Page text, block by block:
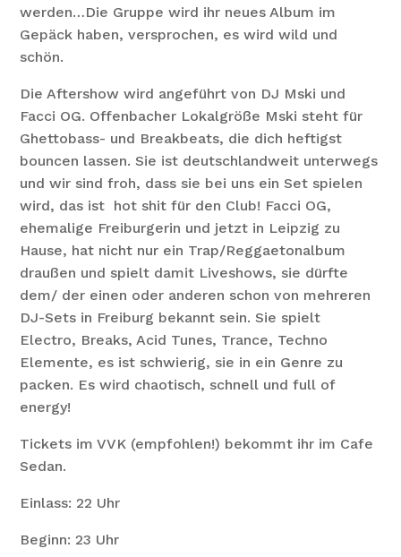
werden…Die Gruppe wird ihr neues Album im
Gepäck haben, versprochen, es wird wild und
schön.
Die Aftershow wird angeführt von DJ Mski und
Facci OG. Offenbacher Lokalgröße Mski steht für
Ghettobass- und Breakbeats, die dich heftigst
bouncen lassen. Sie ist deutschlandweit unterwegs
und wir sind froh, dass sie bei uns ein Set spielen
wird, das ist hot shit für den Club! Facci OG,
ehemalige Freiburgerin und jetzt in Leipzig zu
Hause, hat nicht nur ein Trap/Reggaetonalbum
draußen und spielt damit Liveshows, sie dürfte
dem/ der einen oder anderen schon von mehreren
DJ-Sets in Freiburg bekannt sein. Sie spielt
Electro, Breaks, Acid Tunes, Trance, Techno
Elemente, es ist schwierig, sie in ein Genre zu
packen. Es wird chaotisch, schnell und full of
energy!
Tickets im VVK (empfohlen!) bekommt ihr im Cafe
Sedan.
Einlass: 22 Uhr
Beginn: 23 Uhr